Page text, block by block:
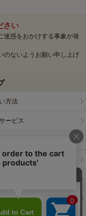
さい
迷惑をおかけする事象が発
のないようお願い申し上げ
方法
ービス
引法に基づく表記
ブランド